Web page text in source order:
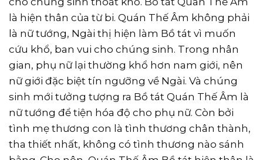
là hiện thân của từ bi. Quán Thế Âm không phải
là nữ tướng, Ngài thị hiện làm Bồ tát vì muốn
cứu khổ, ban vui cho chúng sinh. Trong nhân
gian, phụ nữ lại thường khổ hơn nam giới, nên
nữ giới đặc biệt tín ngưỡng về Ngài. Và chúng
sinh mới tưởng tượng ra Bồ tát Quán Thế Âm là
nữ tướng để tiện hóa độ cho phụ nữ. Còn bởi
tình mẹ thương con là tình thương chân thành,
tha thiết nhất, không có tình thương nào sánh